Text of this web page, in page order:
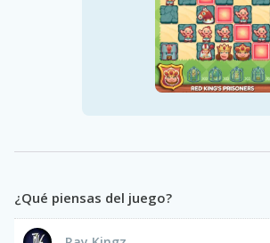
¿Qué piensas del juego?